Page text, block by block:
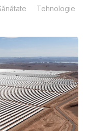
Tehnologie